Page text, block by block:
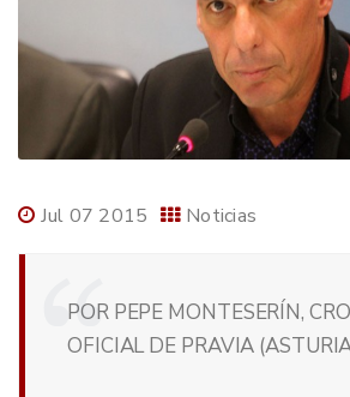
Jul 07 2015 Noticias
POR PEPE MONTESERÍN,
OFICIAL DE PRAVIA